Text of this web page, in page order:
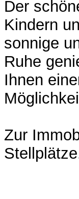
Der
Kindern
sonnige
Ruhe
Ihnen
Zur